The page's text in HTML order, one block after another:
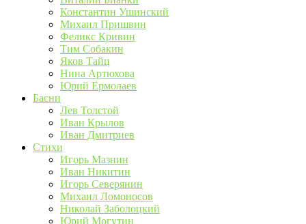
Константин Ушинский
Михаил Пришвин
Феликс Кривин
Тим Собакин
Яков Тайц
Нина Артюхова
Юрий Ермолаев
Басни
Лев Толстой
Иван Крылов
Иван Дмитриев
Стихи
Игорь Мазнин
Иван Никитин
Игорь Северянин
Михаил Ломоносов
Николай Заболоцкий
Юрий Могутин